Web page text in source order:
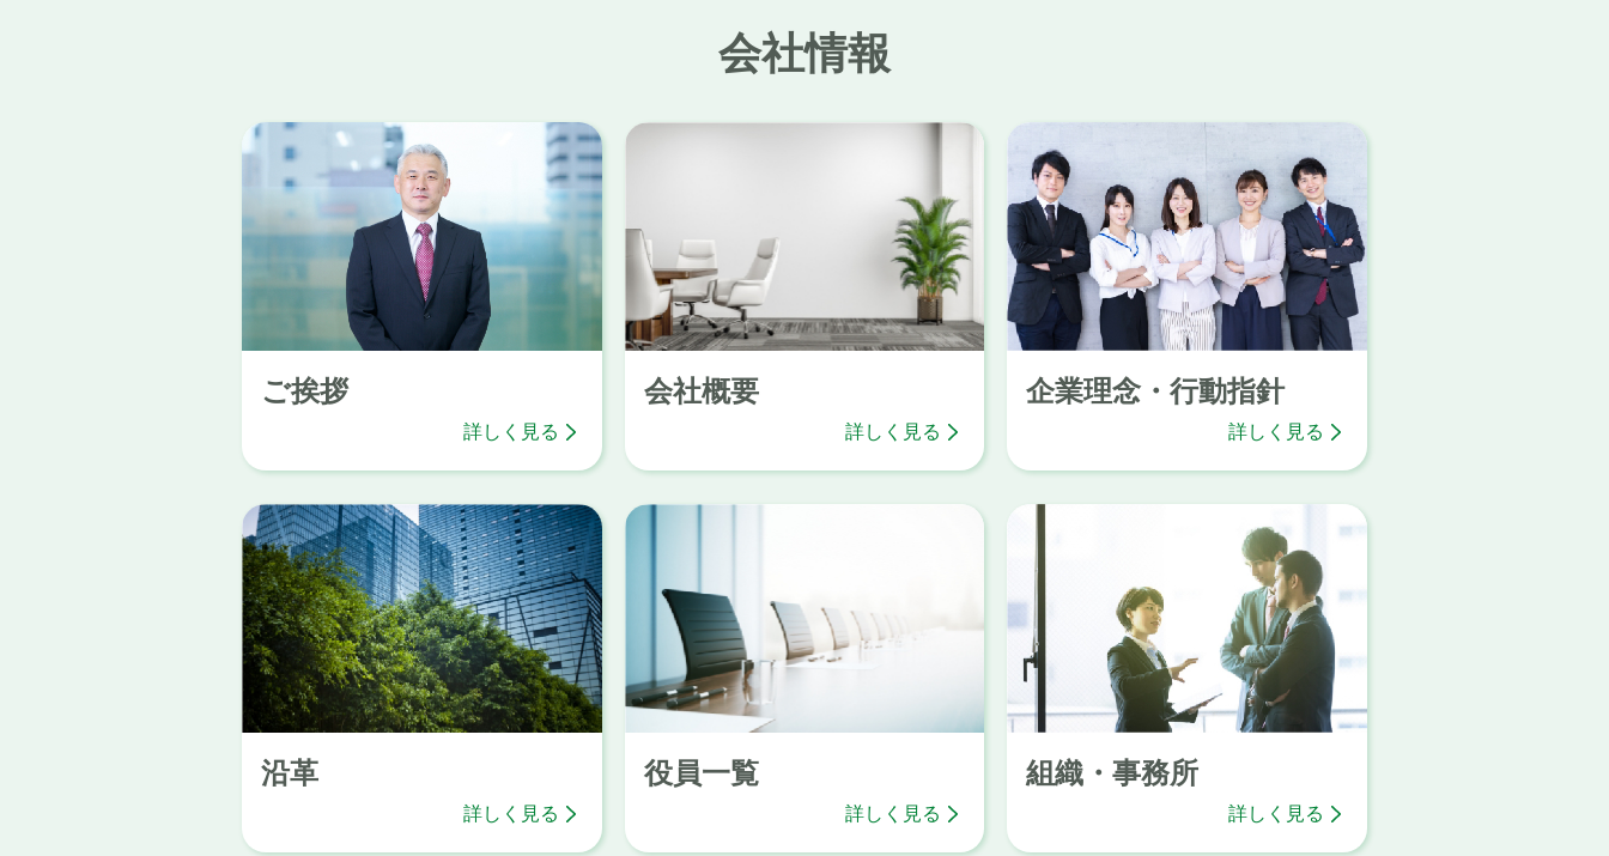
会社情報
ご挨拶
詳しく見る
会社概要
詳しく見る
企業理念・行動指針
詳しく見る
沿革
詳しく見る
役員一覧
詳しく見る
組織・事務所
詳しく見る